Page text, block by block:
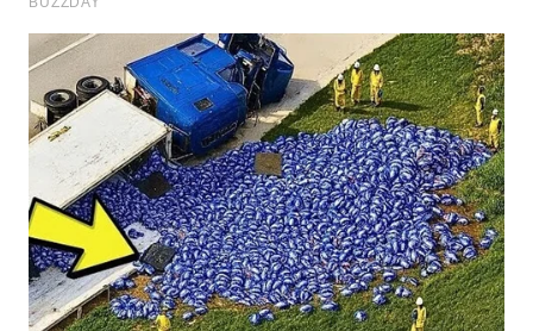
WN
CIANJUR
WN
KEPULAUAN
SERIBU
WN
TANGERANG